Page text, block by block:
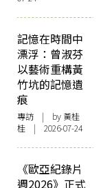
記憶在時間中
漂浮：曾淑芬
以藝術重構黃
竹坑的記憶遺
痕
專訪 | by 黃桂
桂 | 2026-07-24
《歐亞紀錄片
週2026》正式